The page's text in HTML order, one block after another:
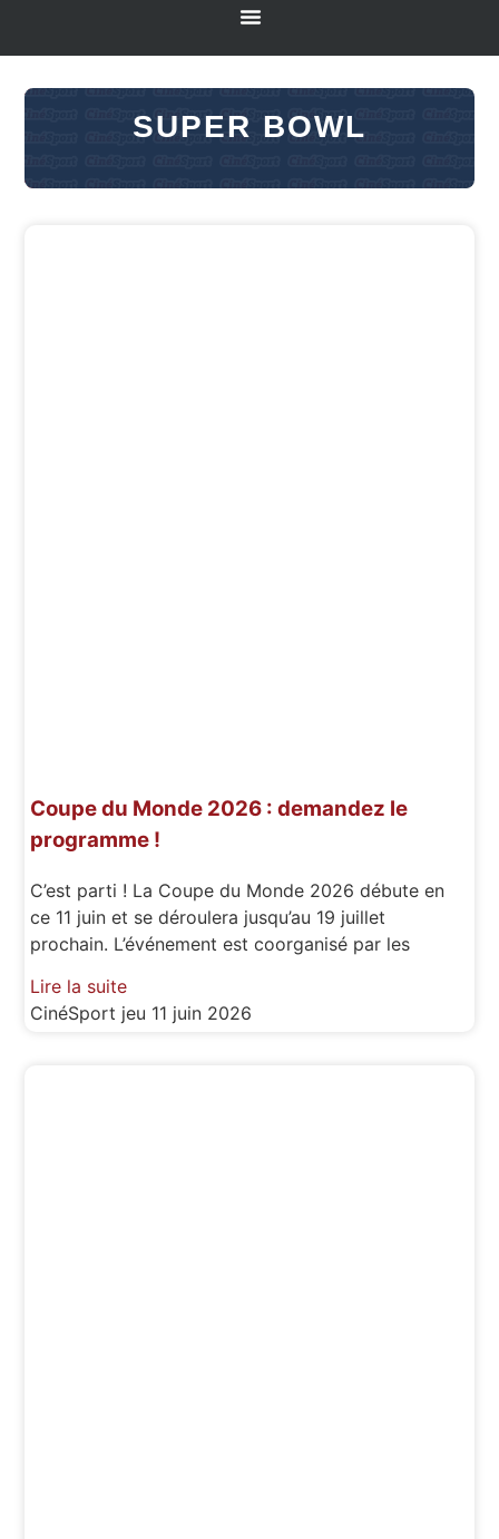
SUPER BOWL
Coupe du Monde 2026 : demandez le
programme !
C’est parti ! La Coupe du Monde 2026 débute en
ce 11 juin et se déroulera jusqu’au 19 juillet
prochain. L’événement est coorganisé par les
Lire la suite
CinéSport jeu 11 juin 2026